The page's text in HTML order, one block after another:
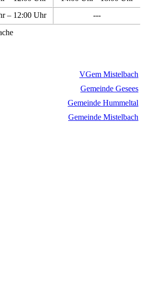
– 12:00 Uhr
---
VGem Mistelbach
Gemeinde Gesees
Gemeinde Hummeltal
Gemeinde Mistelbach